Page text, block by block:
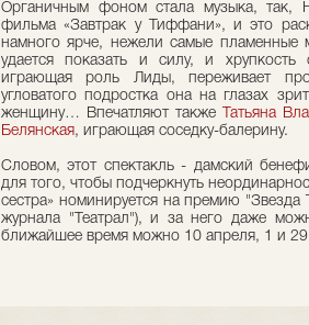
Органичным фоном стала музыка, так,
фильма «Завтрак у Тиффани», и это
намного ярче, нежели самые пламенные
удается показать и силу, и
играющая роль Лиды, переживает
угловатого подростка она на глазах
женщину… Впечатляют также
Татьяна
Белянская, играющая соседку-балерину.
Словом, этот спектакль - дамский
для того, чтобы подчеркнуть
сестра» номинируется на премию "Звезда
журнала "Театрал"), и за него даже
ближайшее время можно 10 апреля, 1 и